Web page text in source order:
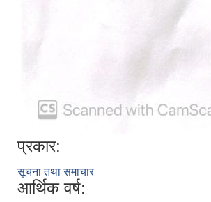
प्रकार:
सूचना तथा समाचार
आर्थिक वर्ष: